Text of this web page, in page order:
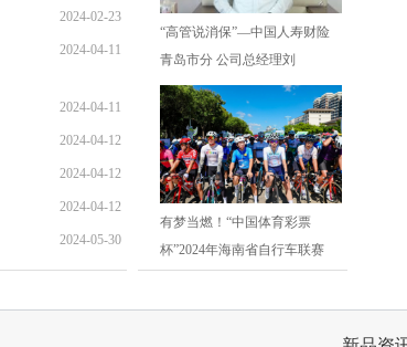
2024-02-23
2024-04-11
2024-04-11
2024-04-12
2024-04-12
2024-04-12
2024-05-30
“高管说消保”—中国人寿财险
青岛市分 公司总经理刘
有梦当燃！“中国体育彩票
杯”2024年海南省自行车联赛